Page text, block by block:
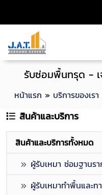
หน้าแรก » บริการของเรา
รับซ่อมพื้นทรุด - เ
สินค้าและบริการ
สินค้าและบริการทั้งหมด
ผู้รับเหมา ซ่อมฐานร
ผู้รับเหมาทำพื้นและท